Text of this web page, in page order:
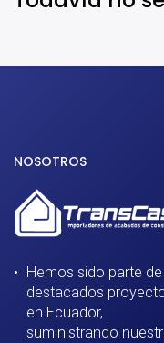
NOSOTROS
Hemos sido parte de
destacados
en Ecuador,
suministrando